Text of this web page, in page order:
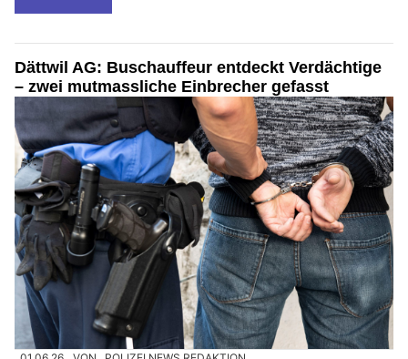
Dättwil AG: Buschauffeur entdeckt Verdächtige
– zwei mutmassliche Einbrecher gefasst